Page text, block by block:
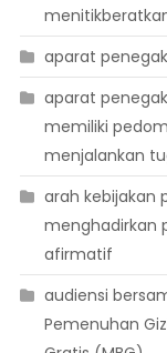
aparat
aparat
memiliki
menjalankan
arah kebijakan
menghadirkan
afirmatif
audiensi
Pemenuhan